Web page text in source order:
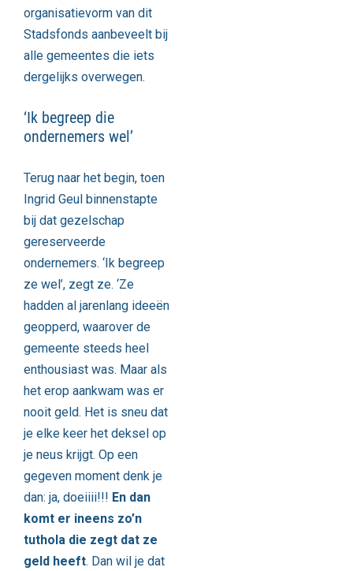
organisatievorm van dit
Stadsfonds aanbeveelt bij
alle gemeentes die iets
dergelijks overwegen.
‘Ik begreep die
ondernemers wel’
Terug naar het begin, toen
Ingrid Geul binnenstapte
bij dat gezelschap
gereserveerde
ondernemers. ‘Ik begreep
ze wel’, zegt ze. ‘Ze
hadden al jarenlang ideeën
geopperd, waarover de
gemeente steeds heel
enthousiast was. Maar als
het erop aankwam was er
nooit geld. Het is sneu dat
je elke keer het deksel op
je neus krijgt. Op een
gegeven moment denk je
dan: ja, doeiiii!!! En dan
komt er ineens zo’n
tuthola die zegt dat ze
geld heeft. Dan wil je dat